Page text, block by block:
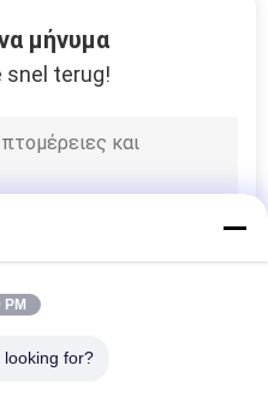
μήνυμα
snel terug!
PM
looking for?